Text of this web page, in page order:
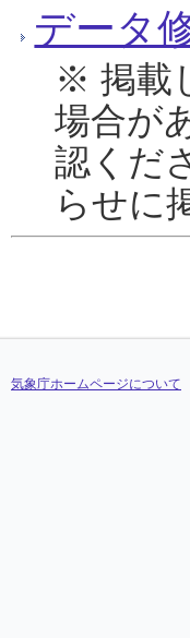
データ
※ 掲載
場合が
認くだ
らせに
気象庁ホームページについて